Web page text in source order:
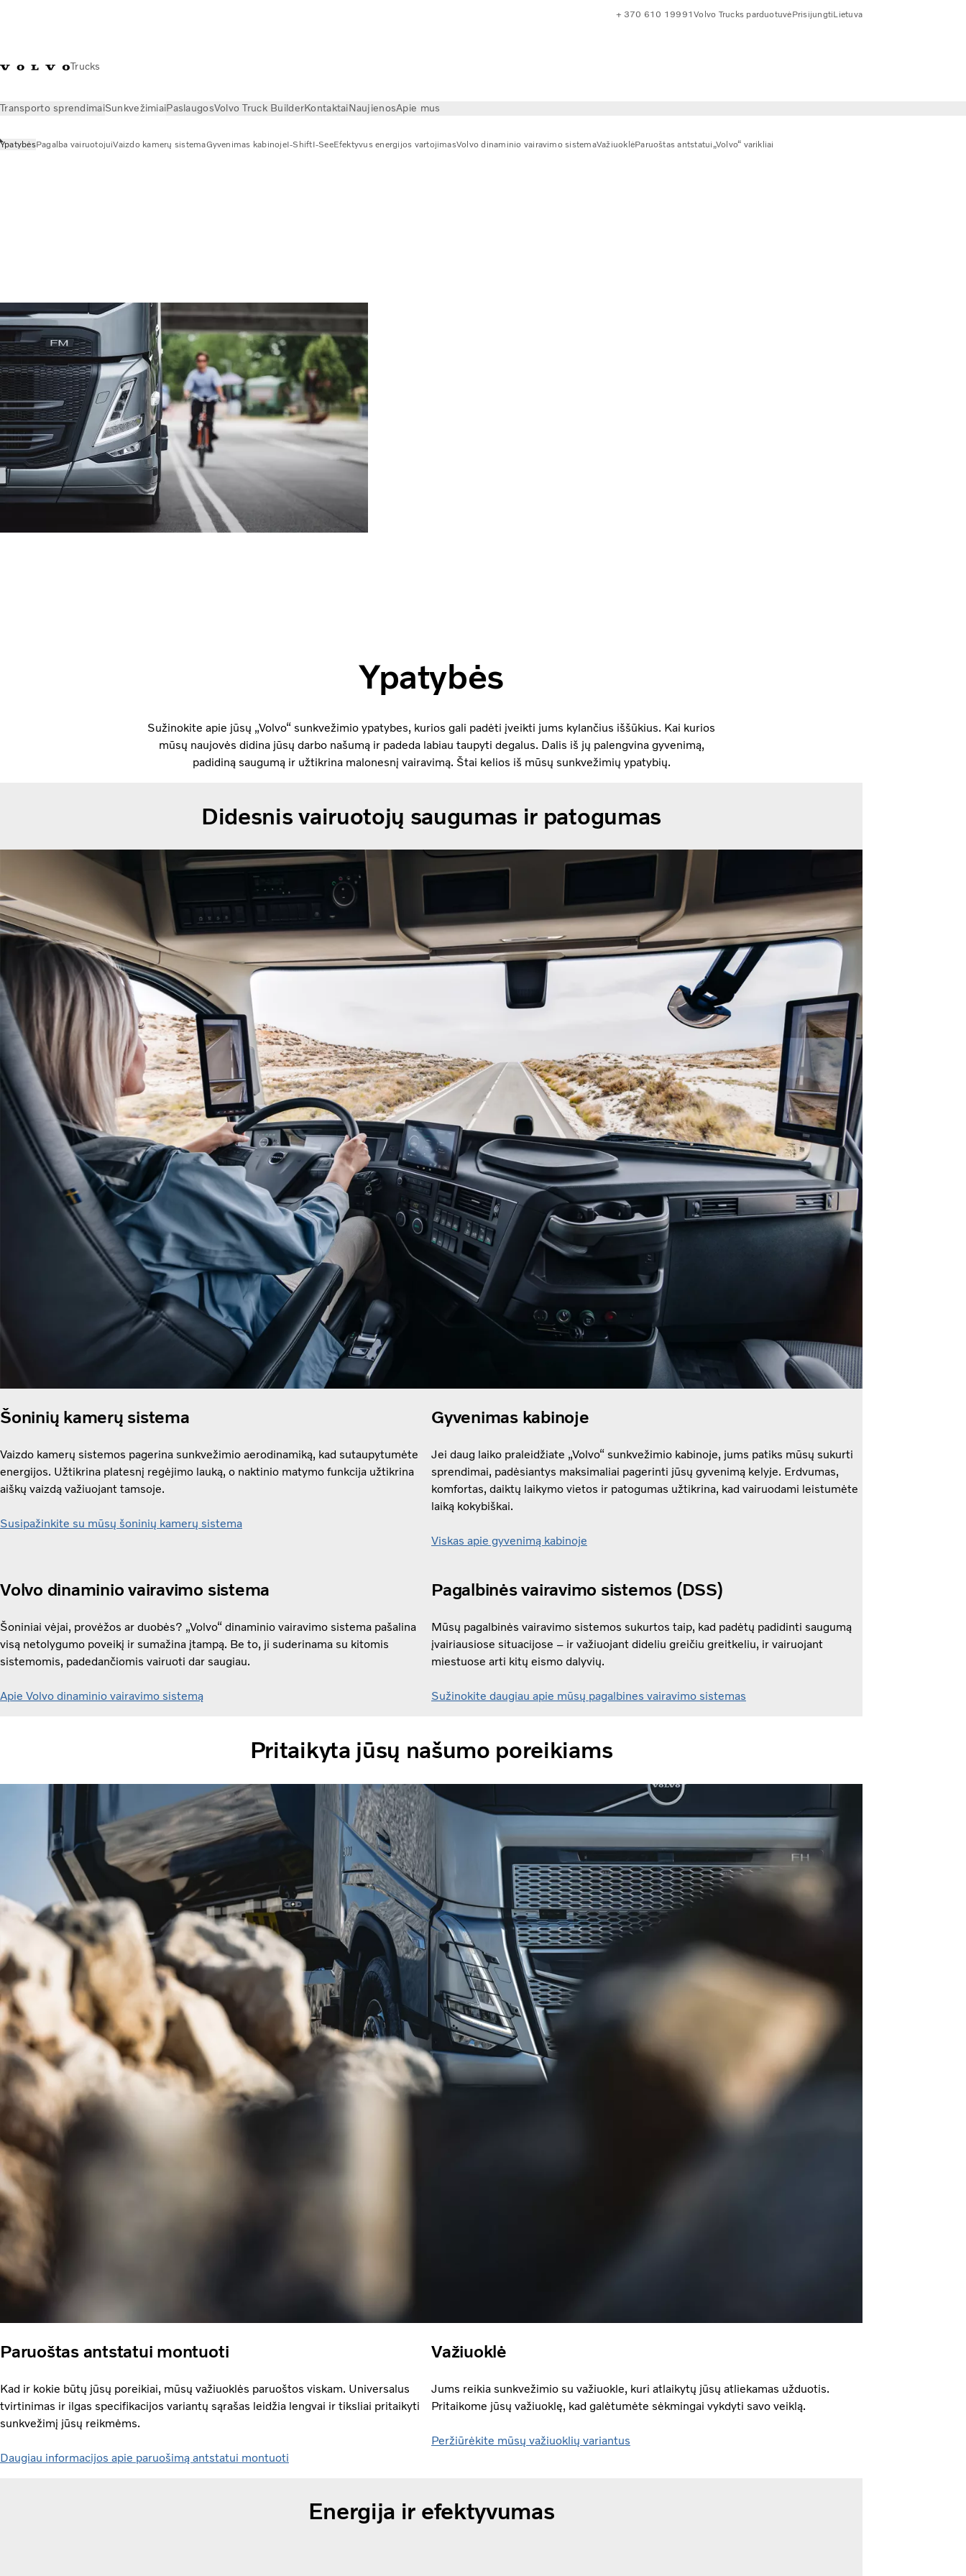
Trucks
+ 370 610 19991Volvo Trucks parduotuvėPrisijungtiLietuva
Transporto sprendimaiSunkvežimiaiPaslaugosVolvo Truck BuilderKontaktaiNaujienosApie mus
YpatybėsPagalba vairuotojuiVaizdo kamerų sistemaGyvenimas kabinojeI-ShiftI-SeeEfektyvus energijos vartojimasVolvo dinaminio vairavimo sistemaVažiuoklėParuoštas antstatui „Volvo“ varikliai
Ypatybės
Sužinokite apie jūsų „Volvo“ sunkvežimio ypatybes, kurios gali padėti įveikti jums kylančius iššūkius. Kai kurios
mūsų naujovės didina jūsų darbo našumą ir padeda labiau taupyti degalus. Dalis iš jų palengvina gyvenimą,
padidiną saugumą ir užtikrina malonesnį vairavimą. Štai kelios iš mūsų sunkvežimių ypatybių.
Didesnis vairuotojų saugumas ir patogumas
Šoninių kamerų sistema
Vaizdo kamerų sistemos pagerina sunkvežimio aerodinamiką, kad sutaupytumėte
energijos. Užtikrina platesnį regėjimo lauką, o naktinio matymo funkcija užtikrina
aiškų vaizdą važiuojant tamsoje.
Susipažinkite su mūsų šoninių kamerų sistema
Gyvenimas kabinoje
Jei daug laiko praleidžiate „Volvo“ sunkvežimio kabinoje, jums patiks mūsų sukurti
sprendimai, padėsiantys maksimaliai pagerinti jūsų gyvenimą kelyje. Erdvumas,
komfortas, daiktų laikymo vietos ir patogumas užtikrina, kad vairuodami leistumėte
laiką kokybiškai.
Viskas apie gyvenimą kabinoje
Volvo dinaminio vairavimo sistema
Šoniniai vėjai, provėžos ar duobės? „Volvo“ dinaminio vairavimo sistema pašalina
visą netolygumo poveikį ir sumažina įtampą. Be to, ji suderinama su kitomis
sistemomis, padedančiomis vairuoti dar saugiau.
Apie Volvo dinaminio vairavimo sistemą
Pagalbinės vairavimo sistemos (DSS)
Mūsų pagalbinės vairavimo sistemos sukurtos taip, kad padėtų padidinti saugumą
įvairiausiose situacijose – ir važiuojant dideliu greičiu greitkeliu, ir vairuojant
miestuose arti kitų eismo dalyvių.
Sužinokite daugiau apie mūsų pagalbines vairavimo sistemas
Pritaikyta jūsų našumo poreikiams
Paruoštas antstatui montuoti
Kad ir kokie būtų jūsų poreikiai, mūsų važiuoklės paruoštos viskam. Universalus
tvirtinimas ir ilgas specifikacijos variantų sąrašas leidžia lengvai ir tiksliai pritaikyti
sunkvežimį jūsų reikmėms.
Daugiau informacijos apie paruošimą antstatui montuoti
Važiuoklė
Jums reikia sunkvežimio su važiuokle, kuri atlaikytų jūsų atliekamas užduotis.
Pritaikome jūsų važiuoklę, kad galėtumėte sėkmingai vykdyti savo veiklą.
Peržiūrėkite mūsų važiuoklių variantus
Energija ir efektyvumas